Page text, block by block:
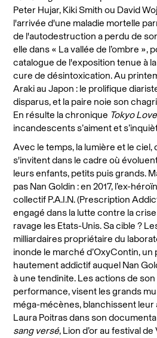
Peter Hujar, Kiki Smith ou David
l'arrivée d'une maladie mortelle
de l'autodestruction a perdu de
elle dans « La vallée de l’ombre »,
catalogue de l'exposition tenue à
cure de désintoxication. Au
Araki au Japon : le prolifique
disparus, et la paire noie son
En résulte la chronique Tokyo Love
incandescents s’aiment et
Avec le temps, la lumière et le ciel,
s'invitent dans le cadre où
leurs enfants, petits puis grands.
pas Nan Goldin : en 2017, l’ex-
collectif P.A.I.N. (Prescription
engagé dans la lutte contre la
ravage les Etats-Unis. Sa cible ?
milliardairespropriétaire du
inonde le marché d’OxyContin,
hautement addictif auquel Nan
à une tendinite. Les actions de
performance, visent les grands
méga-mécènes, blanchissent
Laura Poitras dans son
sang versé, Lion d’or au festival